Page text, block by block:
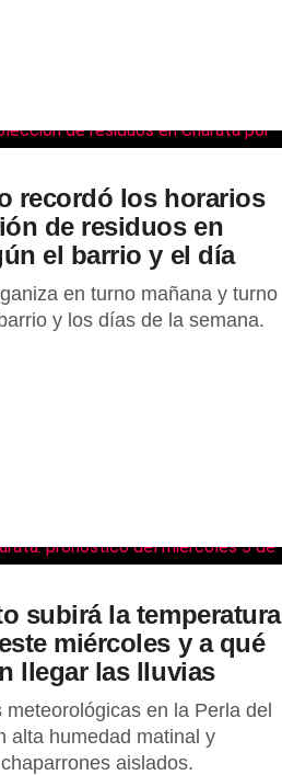
recordó los horarios
de residuos en
el barrio y el día
en turno mañana y turno
y los días de la semana.
subirá la temperatura
miércoles y a qué
llegar las lluvias
en la Perla del
alta humedad matinal y
aislados.